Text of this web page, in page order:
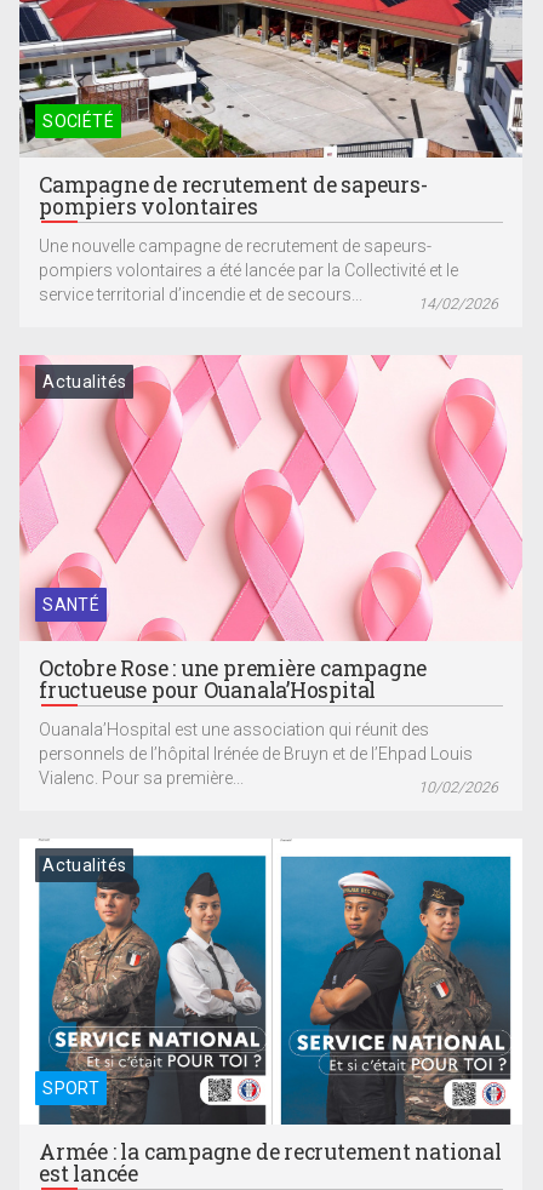
SOCIÉTÉ
Campagne de recrutement de sapeurs-
pompiers volontaires
Une nouvelle campagne de recrutement de sapeurs-
pompiers volontaires a été lancée par la Collectivité et le
service territorial d’incendie et de secours...
14/02/2026
SANTÉ
Actualités
Octobre Rose : une première campagne
fructueuse pour Ouanala’Hospital
Ouanala’Hospital est une association qui réunit des
personnels de l’hôpital Irénée de Bruyn et de l’Ehpad Louis
Vialenc. Pour sa première...
10/02/2026
SPORT
Actualités
Armée : la campagne de recrutement national
est lancée